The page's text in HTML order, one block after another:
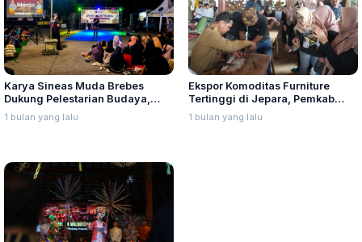
Karya Sineas Muda Brebes
Dukung Pelestarian Budaya,
Ekonomi Kreatif dan Promosi
Daerah
1 bulan yang lalu
Ekspor Komoditas Furniture
Tertinggi di Jepara, Pemkab
Galakkan Pelatihan Inovasi
Produk
1 bulan yang lalu